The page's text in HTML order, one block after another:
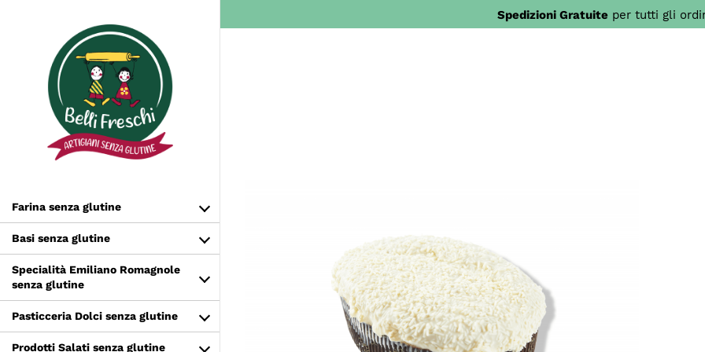
contenuto
Farina senza glutine
Basi senza glutine
Specialità Emiliano Romagnole
senza glutine
Pasticceria Dolci senza glutine
Prodotti Salati senza glutine
Spedizioni Gratuiteper tutti gli